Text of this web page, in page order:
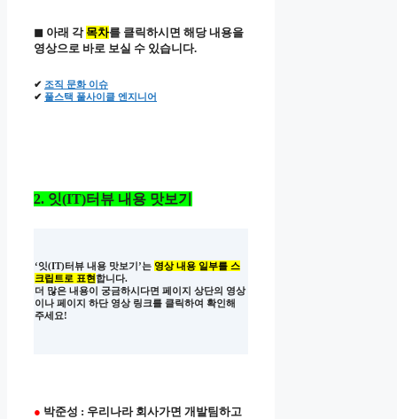
◼ 아래 각 목차를 클릭하시면 해당 내용을
영상으로 바로 보실 수 있습니다.
✔ 조직 문화 이슈
✔ 풀스택 풀사이클 엔지니어
2. 잇(IT)터뷰 내용 맛보기
‘잇(IT)터뷰 내용 맛보기’는 영상 내용 일부를 스
크립트로 표현합니다.
더 많은 내용이 궁금하시다면 페이지 상단의 영상
이나 페이지 하단 영상 링크를 클릭하여 확인해
주세요!
● 박준성 : 우리나라 회사가면 개발팀하고